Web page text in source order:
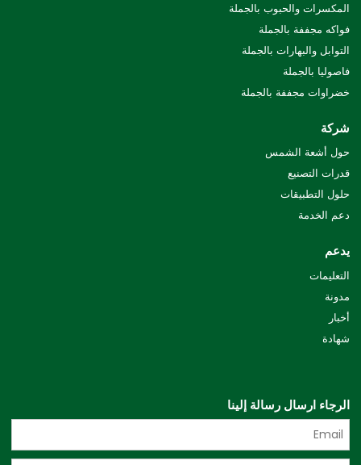
المكسرات والحبوب بالجملة
فواكه مجففة بالجملة
التوابل والبهارات بالجملة
فاصوليا بالجملة
خضراوات مجففة بالجملة
شركة
حول أشعة الشمس
قدرات التصنيع
حلول التطبيقات
دعم الخدمة
يدعم
التعليمات
مدونة
أخبار
شهادة
الرجاء ارسال رسالة إلينا